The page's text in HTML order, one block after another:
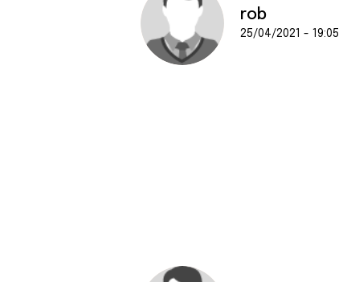
rob
25/04/2021 - 19:05